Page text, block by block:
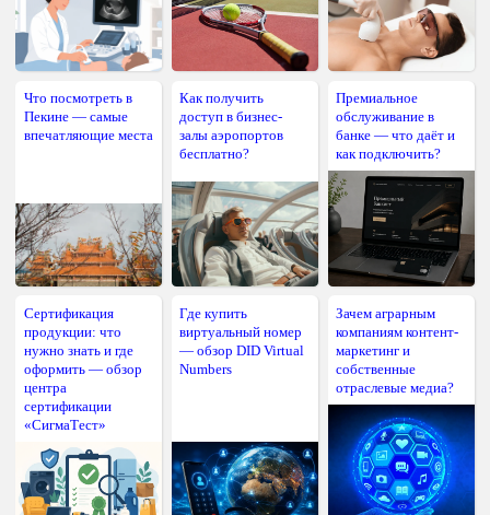
Что посмотреть в
Пекине — самые
впечатляющие места
Как получить
доступ в бизнес-
залы аэропортов
бесплатно?
Премиальное
обслуживание в
банке — что даёт и
как подключить?
Сертификация
продукции: что
нужно знать и где
оформить — обзор
центра
сертификации
«СигмаТест»
Где купить
виртуальный номер
— обзор DID Virtual
Numbers
Зачем аграрным
компаниям контент-
маркетинг и
собственные
отраслевые медиа?